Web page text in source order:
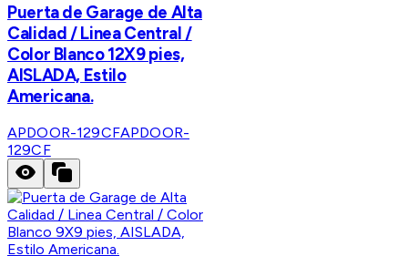
Puerta de Garage de Alta
Calidad / Linea Central /
Color Blanco 12X9 pies,
AISLADA, Estilo
Americana.
APDOOR-129CFAPDOOR-
129CF